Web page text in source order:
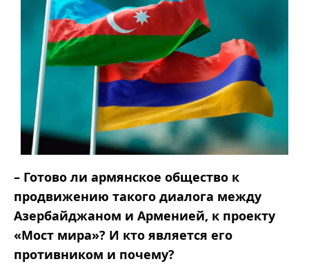
– Готово ли армянское общество к
продвижению такого диалога между
Азербайджаном и Арменией, к проекту
«Мост мира»? И кто является его
противником и почему?